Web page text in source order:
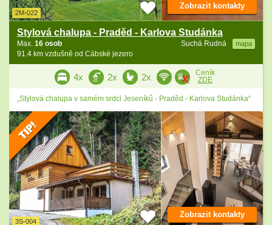
2M-022
Stylová chalupa - Praděd - Karlova Studánka
Suchá Rudná mapa
Max. 16 osob
91.4 km vzdušně od Cábské jezero
Zobrazit kontakty
4x 2x 2x
Ceník
ZDE
„Stylová chalupa v samém srdci Jeseníků - Praděd - Karlova Studánka“
3S-004
Zobrazit kontakty